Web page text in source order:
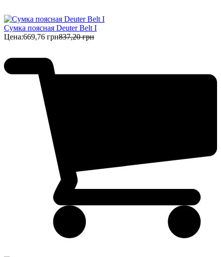
Сумка поясная Deuter Belt I
Цена:669,76 грн837,20 грн